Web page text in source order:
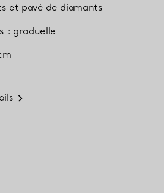
et pavé de diamants
: graduelle